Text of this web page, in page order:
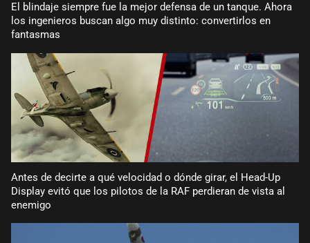
El blindaje siempre fue la mejor defensa de un tanque. Ahora
los ingenieros buscan algo muy distinto: convertirlos en
fantasmas
Antes de decirte a qué velocidad o dónde girar, el Head-Up
Display evitó que los pilotos de la RAF perdieran de vista al
enemigo